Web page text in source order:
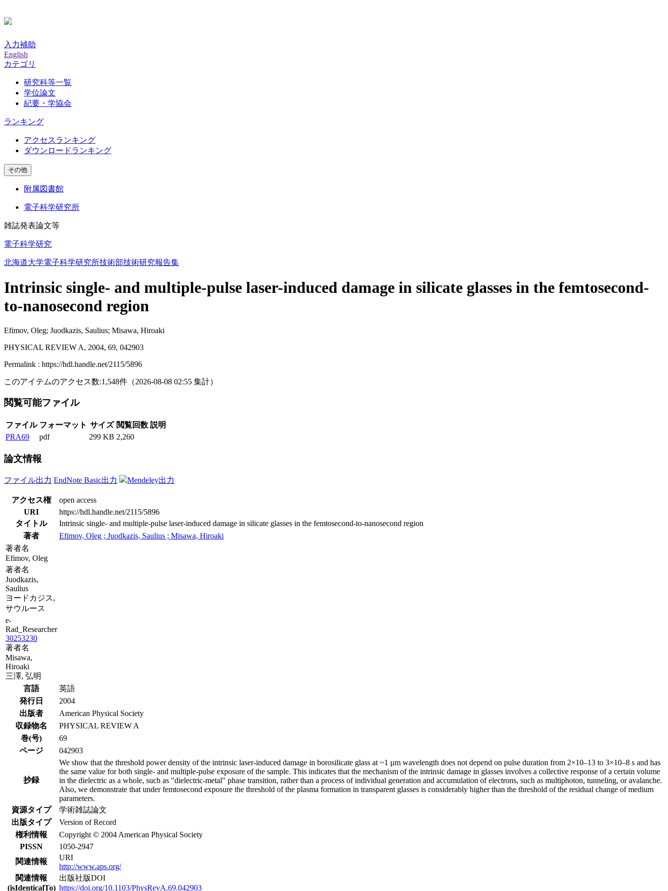
入力補助
English
カテゴリ
研究科等一覧
学位論文
紀要・学協会
ランキング
アクセスランキング
ダウンロードランキング
その他
附属図書館
電子科学研究所
雑誌発表論文等
電子科学研究
北海道大学電子科学研究所技術部技術研究報告集
Intrinsic single- and multiple-pulse laser-induced damage in silicate glasses in the femtosecond-
to-nanosecond region
Efimov, Oleg; Juodkazis, Saulius; Misawa, Hiroaki
PHYSICAL REVIEW A, 2004, 69, 042903
Permalink : https://hdl.handle.net/2115/5896
このアイテムのアクセス数:1,548件 （2026-08-08 02:55 集計）
閲覧可能ファイル
ファイル フォーマット サイズ 閲覧回数 説明
PRA69
pdf 299 KB 2,260
論文情報
ファイル出力 EndNote Basic出力 Mendeley出力
アクセス権
open access
URI
https://hdl.handle.net/2115/5896
タイトル
Intrinsic single- and multiple-pulse laser-induced damage in silicate glasses in the femtosecond-to-nanosecond region
著者
Efimov, Oleg ; Juodkazis, Saulius ; Misawa, Hiroaki
著者名
Efimov, Oleg
著者名
Juodkazis,
Saulius
ヨードカジス,
サウルース
e-
Rad_Researcher
30253230
著者名
Misawa,
Hiroaki
三澤, 弘明
言語
英語
発行日
2004
出版者
American Physical Society
収録物名
PHYSICAL REVIEW A
巻(号)
69
ページ
042903
抄録
We show that the threshold power density of the intrinsic laser-induced damage in borosilicate glass at ~1 µm wavelength does not depend on pulse duration from 2×10–13 to 3×10–8 s and has
the same value for both single- and multiple-pulse exposure of the sample. This indicates that the mechanism of the intrinsic damage in glasses involves a collective response of a certain volume
in the dielectric as a whole, such as "dielectric-metal" phase transition, rather than a process of individual generation and accumulation of electrons, such as multiphoton, tunneling, or avalanche.
Also, we demonstrate that under femtosecond exposure the threshold of the plasma formation in transparent glasses is considerably higher than the threshold of the residual change of medium
parameters.
資源タイプ
学術雑誌論文
出版タイプ
Version of Record
権利情報
Copyright © 2004 American Physical Society
PISSN
1050-2947
関連情報
URI
http://www.aps.org/
関連情報
(isIdenticalTo)
出版社版DOI
https://doi.org/10.1103/PhysRevA.69.042903